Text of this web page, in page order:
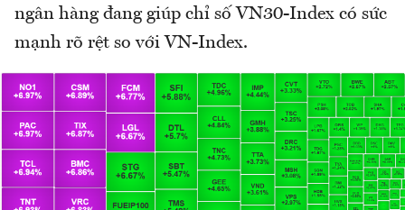
ngân hàng đang giúp chỉ số VN30-Index có sức
mạnh rõ rệt so với VN-Index.